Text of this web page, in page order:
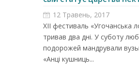
12 Травень, 2017
ХІІ фестиваль «Угочанська
тривав два дні. У суботу
подорожей мандрували
«Анці кушниць...